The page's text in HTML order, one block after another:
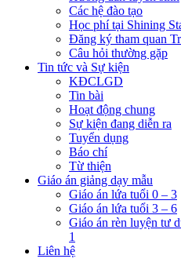
Các hệ đào tạo
Học phí tại Shining
Đăng ký tham quan
Câu hỏi thường gặp
Tin tức và Sự kiện
KĐCLGD
Tin bài
Hoạt động chung
Sự kiện đang diễn ra
Tuyển dụng
Báo chí
Từ thiện
Giáo án giảng dạy mẫu
Giáo án lứa tuổi 0 – 3
Giáo án lứa tuổi 3 – 6
Giáo án rèn luyện tư
1
Liên hệ